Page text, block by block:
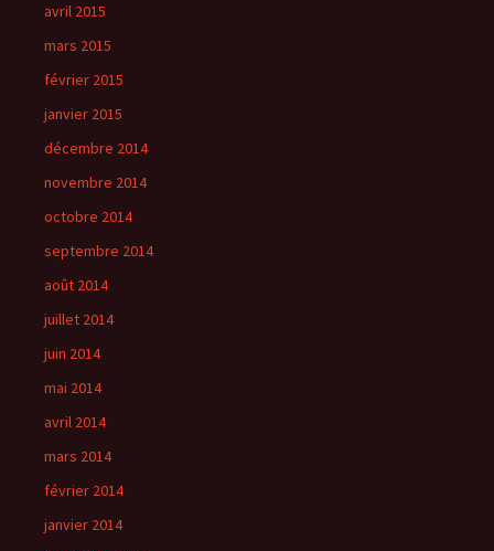
avril 2015
mars 2015
février 2015
janvier 2015
décembre 2014
novembre 2014
octobre 2014
septembre 2014
août 2014
juillet 2014
juin 2014
mai 2014
avril 2014
mars 2014
février 2014
janvier 2014